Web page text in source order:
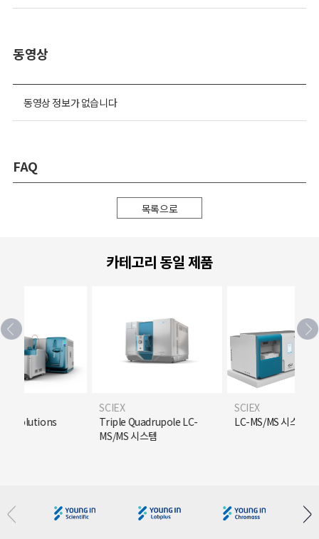
동영상
동영상 정보가 없습니다
FAQ
목록으로
카테고리 동일 제품
solutions
SCIEX
Triple Quadrupole LC-
MS/MS 시스템
SCIEX
LC-MS/MS 시스템